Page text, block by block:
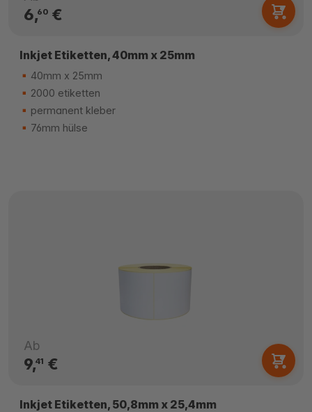
6,60€
Inkjet Etiketten, 40mm x 25mm
40mm x 25mm
2000 etiketten
permanent kleber
76mm hülse
Ab
9,41 €
Inkjet Etiketten, 50,8mm x 25,4mm